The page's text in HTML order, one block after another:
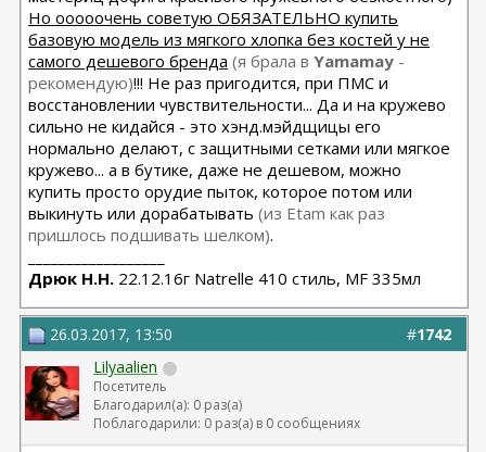
Но ооооочень советую ОБЯЗАТЕЛЬНО купить
базовую модель из мягкого хлопка без костей у не
самого дешевого бренда (я брала вYamamay -
рекомендую)!!! Не раз пригодится, при ПМС и
восстановлении чувствительности... Да и на кружево
сильно не кидайся - это хэнд.мэйдщицы его
нормально делают, с защитными сетками или мягкое
кружево... а в бутике, даже не дешевом, можно
купить просто орудие пыток, которое потом или
выкинуть или дорабатывать(из Etam как раз
пришлось подшивать шелком).
Дрюк Н.Н. 22.12.16г Natrelle 410 стиль, MF 335мл
#1742
26.03.2017, 13:50
Lilyaalien
Посетитель
Благодарил(а): 0 раз(а)
Поблагодарили: 0 раз(а) в 0 сообщениях